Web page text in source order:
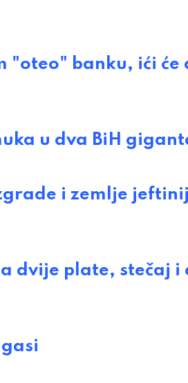
"oteo" banku, ići će
u dva BiH
i zemlje
dvije plate, stečaj i
gasi